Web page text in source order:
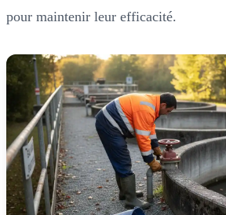
pour maintenir leur efficacité.